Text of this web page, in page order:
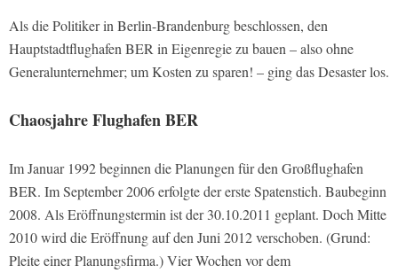
Als die Politiker in Berlin-Brandenburg beschlossen, den
Hauptstadtflughafen BER in Eigenregie zu bauen – also ohne
Generalunternehmer; um Kosten zu sparen! – ging das Desaster los.
Chaosjahre Flughafen BER
Im Januar 1992 beginnen die Planungen für den Großflughafen
BER. Im September 2006 erfolgte der erste Spatenstich. Baubeginn
2008. Als Eröffnungstermin ist der 30.10.2011 geplant. Doch Mitte
2010 wird die Eröffnung auf den Juni 2012 verschoben. (Grund:
Pleite einer Planungsfirma.) Vier Wochen vor dem